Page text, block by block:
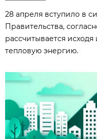
28 апреля вступило в
Правительства,
рассчитывается
тепловую энергию.